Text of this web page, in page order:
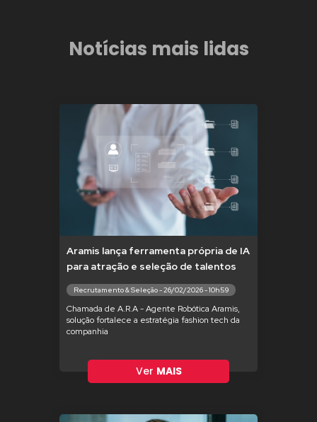
Notícias mais lidas
Aramis lança ferramenta própria de IA
para atração e seleção de talentos
Recrutamento & Seleção - 26/02/2026 - 10h59
Chamada de A.R.A - Agente Robótica Aramis,
solução fortalece a estratégia fashion tech da
companhia
Ver MAIS